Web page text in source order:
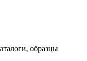
образцы